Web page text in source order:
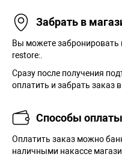
Забрать в
Вы можете
restore:.
Сразу после получения
оплатить и забрать заказ
Способы оплаты
Оплатить заказ можно
наличными накассе